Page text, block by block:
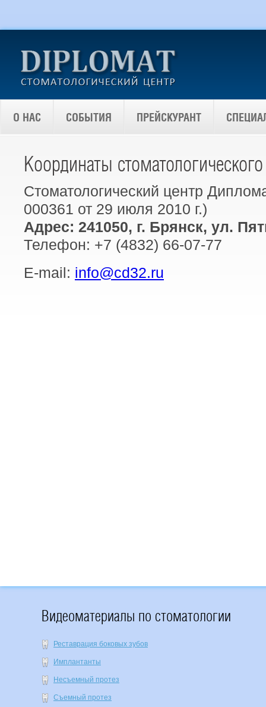
О НАС СОБЫТИЯ ПРЕЙСКУРАНТ
Координаты
Стоматологический центр
000361 от 29 июля 2010 г.)
Адрес: 241050, г. Брянск, ул.
Телефон: +7 (4832) 66-07-77
E-mail: info@cd32.ru
Видеоматериалы по стоматологии
Реставрация боковых зубов
Имплантанты
Несъемный протез
Съемный протез